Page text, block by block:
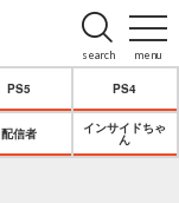
menu
search
PS5 PS4
配信者
インサイドちゃ
ん